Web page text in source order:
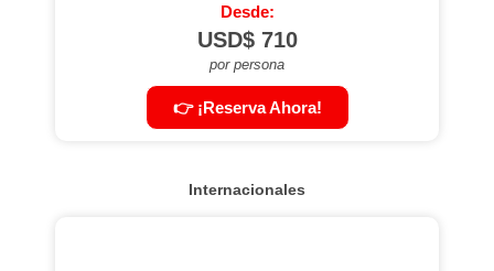
Desde:
USD$710
por persona
👉 ¡Reserva Ahora!
Internacionales